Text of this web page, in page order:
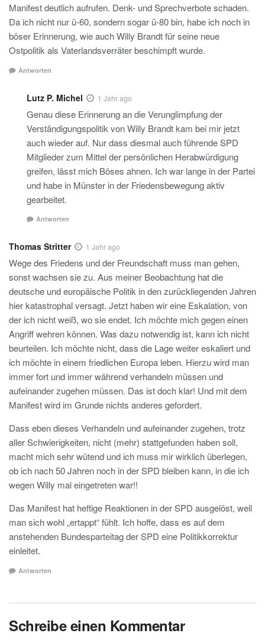
Manifest deutlich aufrufen. Denk- und Sprechverbote schaden.
Da ich nicht nur ü-60, sondern sogar ü-80 bin, habe ich noch in
böser Erinnerung, wie auch Willy Brandt für seine neue
Ostpolitik als Vaterlandsverräter beschimpft wurde.
Antworten
Lutz P. Michel 1 Jahr ago
Genau diese Erinnerung an die Verunglimpfung der
Verständigungspolitik von Willy Brandt kam bei mir jetzt
auch wieder auf. Nur dass diesmal auch führende SPD
Mitglieder zum Mittel der persönlichen Herabwürdigung
greifen, lässt mich Böses ahnen. Ich war lange in der Partei
und habe in Münster in der Friedensbewegung aktiv
gearbeitet.
Antworten
Thomas Stritter 1 Jahr ago
Wege des Friedens und der Freundschaft muss man gehen,
sonst wachsen sie zu. Aus meiner Beobachtung hat die
deutsche und europäische Politik in den zurückliegenden Jahren
hier katastrophal versagt. Jetzt haben wir eine Eskalation, von
der ich nicht weiß, wo sie endet. Ich möchte mich gegen einen
Angriff wehren können. Was dazu notwendig ist, kann ich nicht
beurteilen. Ich möchte nicht, dass die Lage weiter eskaliert und
ich möchte in einem friedlichen Europa leben. Hierzu wird man
immer fort und immer während verhandeln müssen und
aufeinander zugehen müssen. Das ist doch klar! Und mit dem
Manifest wird im Grunde nichts anderes gefordert.
Dass eben dieses Verhandeln und aufeinander zugehen, trotz
aller Schwierigkeiten, nicht (mehr) stattgefunden haben soll,
macht mich sehr wütend und ich muss mir wirklich überlegen,
ob ich nach 50 Jahren noch in der SPD bleiben kann, in die ich
wegen Willy mal eingetreten war!!
Das Manifest hat heftige Reaktionen in der SPD ausgelöst, weil
man sich wohl „ertappt“ fühlt. Ich hoffe, dass es auf dem
anstehenden Bundesparteitag der SPD eine Politikkorrektur
einleitet.
Antworten
Schreibe einen Kommentar